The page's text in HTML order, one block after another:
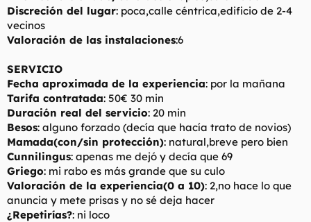
Discreción del lugar: poca,calle céntrica,edificio de 2-4
vecinos
Valoración de las instalaciones:6
SERVICIO
Fecha aproximada de la experiencia: por la mañana
Tarifa contratada: 50€ 30 min
Duración real del servicio: 20 min
Besos: alguno forzado (decía que hacía trato de novios)
Mamada(con/sin protección): natural,breve pero bien
Cunnilingus: apenas me dejó y decía que 69
Griego: mi rabo es más grande que su culo
Valoración de la experiencia(0 a 10): 2,no hace lo que
anuncia y mete prisas y no sé deja hacer
¿Repetirías?: ni loco